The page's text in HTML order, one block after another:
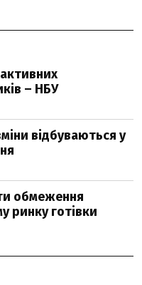
– НБУ
відбуваються у
обмеження
ринку готівки